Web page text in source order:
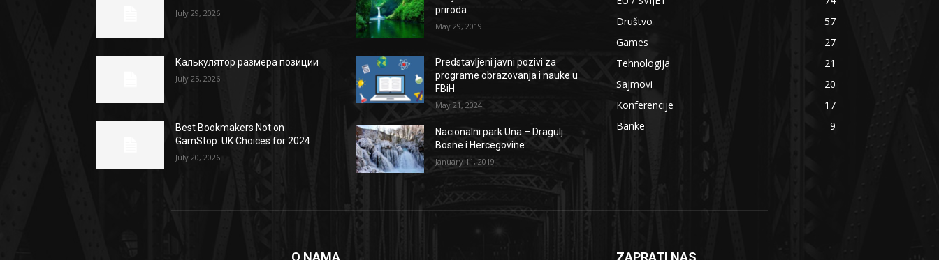
July 29, 2026
Калькулятор размера позиции
July 25, 2026
Best Bookmakers Not on
GamStop: UK Choices for 2024
July 20, 2026
priroda
May 29, 2019
Predstavljeni javni pozivi za
programe obrazovanja i nauke u
FBiH
May 21, 2024
Nacionalni park Una – Dragulj
Bosne i Hercegovine
January 11, 2019
Društvo
57
Games
27
Tehnologija
21
Sajmovi
20
Konferencije
17
Banke
9
O NAMA ZAPRATI NAS